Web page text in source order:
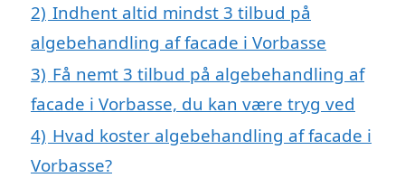
2) Indhent altid mindst 3 tilbud på
algebehandling af facade i Vorbasse
3) Få nemt 3 tilbud på algebehandling af
facade i Vorbasse, du kan være tryg ved
4) Hvad koster algebehandling af facade i
Vorbasse?